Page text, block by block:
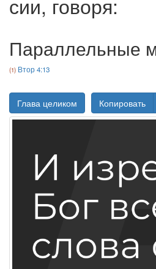
Параллельные
Втор 4:13
Глава целиком Копировать